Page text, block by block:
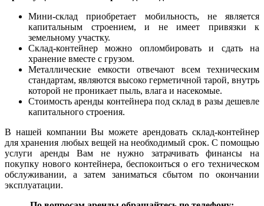
Мини-склад приобретает мобильность, не является
капитальным строением, и не имеет привязки к
земельному участку.
Склад-контейнер можно опломбировать и сдать на
хранение вместе с грузом.
Металлические емкости отвечают всем техническим
стандартам, являются высоко герметичной тарой, внутрь
которой не проникает пыль, влага и насекомые.
Стоимость аренды контейнера под склад в разы дешевле
капитального строения.
В нашей компании Вы можете арендовать склад-контейнер
для хранения любых вещей на необходимый срок. С помощью
услуги аренды Вам не нужно затрачивать финансы на
покупку нового контейнера, беспокоиться о его техническом
обслуживании, а затем заниматься сбытом по окончании
эксплуатации.